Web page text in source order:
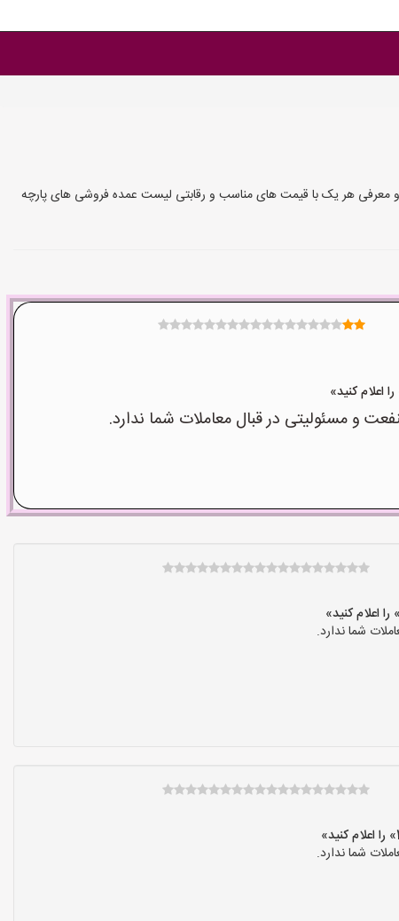
و معرفی هر یک با قیمت های مناسب و رقابتی لیست عمده فروشی های پارچه
و مسئولیتی در قبال معاملات شما ندارد.
شما ندارد.
شما ندارد.